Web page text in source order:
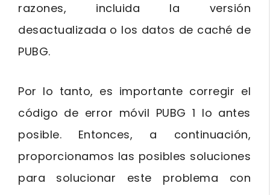
razones, incluida la versión
desactualizada o los datos de caché de
PUBG.
Por lo tanto, es importante corregir el
código de error móvil PUBG 1 lo antes
posible. Entonces, a continuación,
proporcionamos las posibles soluciones
para solucionar este problema con